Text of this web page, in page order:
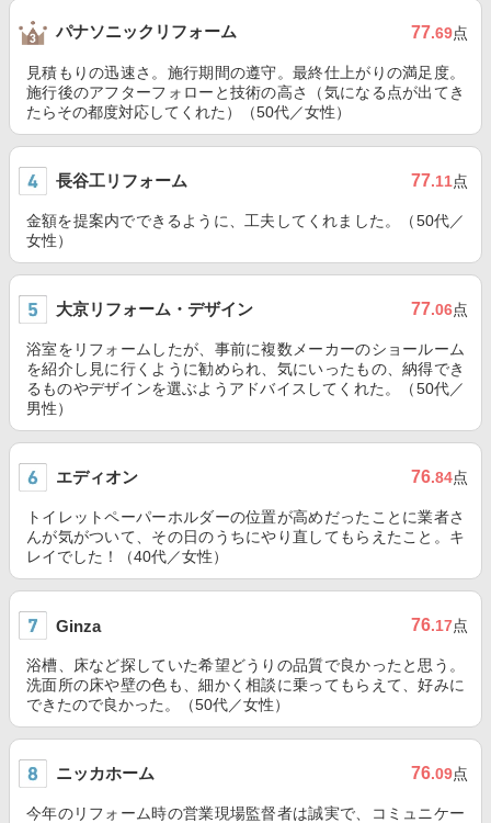
パナソニックリフォーム 77.69点
見積もりの迅速さ。施行期間の遵守。最終仕上がりの満足度。
施行後のアフターフォローと技術の高さ（気になる点が出てき
たらその都度対応してくれた）（50代／女性）
長谷工リフォーム 77.11点
金額を提案内でできるように、工夫してくれました。（50代／
女性）
大京リフォーム・デザイン 77.06点
浴室をリフォームしたが、事前に複数メーカーのショールーム
を紹介し見に行くように勧められ、気にいったもの、納得でき
るものやデザインを選ぶようアドバイスしてくれた。（50代／
男性）
エディオン 76.84点
トイレットペーパーホルダーの位置が高めだったことに業者さ
んが気がついて、その日のうちにやり直してもらえたこと。キ
レイでした！（40代／女性）
Ginza 76.17点
浴槽、床など探していた希望どうりの品質で良かったと思う。
洗面所の床や壁の色も、細かく相談に乗ってもらえて、好みに
できたので良かった。（50代／女性）
ニッカホーム 76.09点
今年のリフォーム時の営業現場監督者は誠実で、コミュニケー